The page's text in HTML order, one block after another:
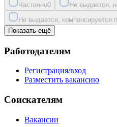
Частично0 Не выдается,
Не выдается, компенсируется
Показать ещё
Работодателям
Регистрация/вход
Разместить вакансию
Соискателям
Вакансии